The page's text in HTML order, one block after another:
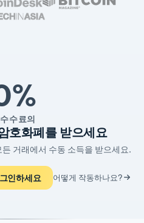
수료의
호화폐를 받으세요
거래에서 수동 소득을 받으세요.
인하세요 어떻게 작동하나요?